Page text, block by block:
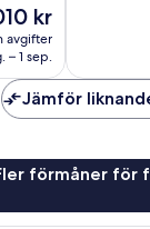
kr
kr
avgifter
– 1 sep.
Jämför
förmåner för